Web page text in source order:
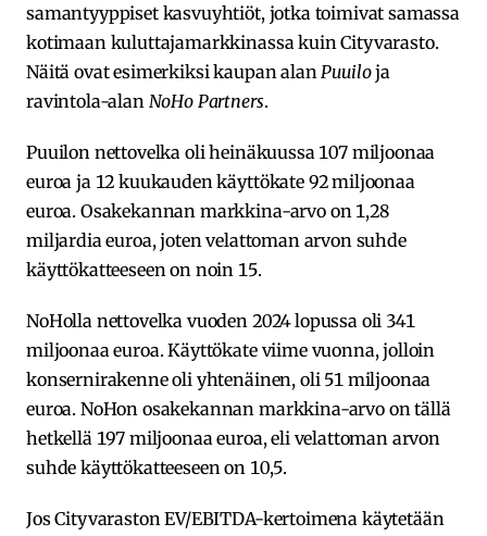
samantyyppiset kasvuyhtiöt, jotka toimivat samassa
kotimaan kuluttajamarkkinassa kuin Cityvarasto.
Näitä ovat esimerkiksi kaupan alan Puuiloja
ravintola-alan NoHo Partners.
Puuilon nettovelka oli heinäkuussa 107 miljoonaa
euroa ja 12 kuukauden käyttökate 92 miljoonaa
euroa. Osakekannan markkina-arvo on 1,28
miljardia euroa, joten velattoman arvon suhde
käyttökatteeseen on noin 15.
NoHolla nettovelka vuoden 2024 lopussa oli 341
miljoonaa euroa. Käyttökate viime vuonna, jolloin
konsernirakenne oli yhtenäinen, oli 51 miljoonaa
euroa. NoHon osakekannan markkina-arvo on tällä
hetkellä 197 miljoonaa euroa, eli velattoman arvon
suhde käyttökatteeseen on 10,5.
Jos Cityvaraston EV/EBITDA-kertoimena käytetään